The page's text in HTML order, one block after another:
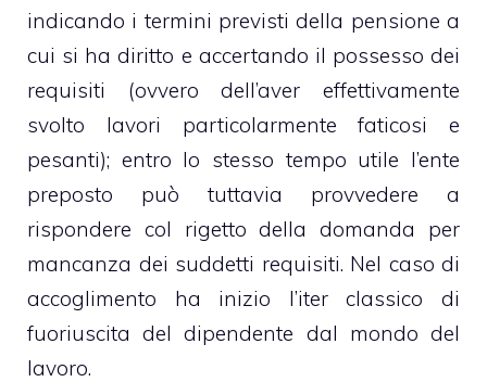
indicando i termini previsti della pensione a
cui si ha diritto e accertando il possesso dei
requisiti (ovvero dell’aver effettivamente
svolto lavori particolarmente faticosi e
pesanti); entro lo stesso tempo utile l’ente
preposto può tuttavia provvedere a
rispondere col rigetto della domanda per
mancanza dei suddetti requisiti. Nel caso di
accoglimento ha inizio l’iter classico di
fuoriuscita del dipendente dal mondo del
lavoro.